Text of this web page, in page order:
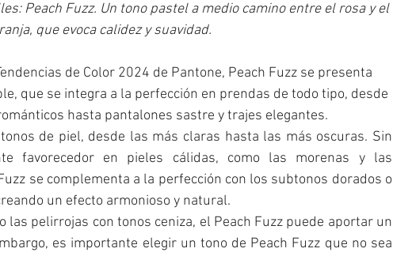
Peach Fuzz. Un tono pastel a medio camino entre el rosa y el
que evoca calidez y suavidad.
de Color 2024 de Pantone, Peach Fuzz se presenta
que se integra a la perfección en prendas de todo tipo, desde
hasta pantalones sastre y trajes elegantes.
de piel, desde las más claras hasta las más oscuras. Sin
favorecedor en pieles cálidas, como las morenas y las
se complementa a la perfección con los subtonos dorados o
un efecto armonioso y natural.
las pelirrojas con tonos ceniza, el Peach Fuzz puede aportar un
es importante elegir un tono de Peach Fuzz que no sea